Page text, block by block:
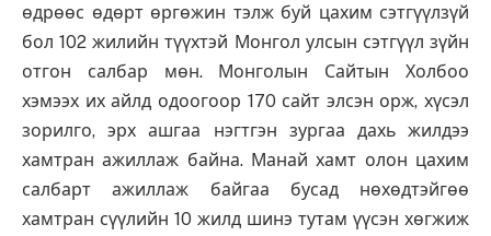
өдрөөс өдөрт өргөжин тэлж буй цахим сэтгүүлзүй
бол 102 жилийн түүхтэй Монгол улсын сэтгүүл зүйн
отгон салбар мөн. Монголын Сайтын Холбоо
хэмээх их айлд одоогоор 170 сайт элсэн орж, хүсэл
зорилго, эрх ашгаа нэгтгэн зургаа дахь жилдээ
хамтран ажиллаж байна. Манай хамт олон цахим
салбарт ажиллаж байгаа бусад нөхөдтэйгөө
хамтран сүүлийн 10 жилд шинэ тутам үүсэн хөгжиж